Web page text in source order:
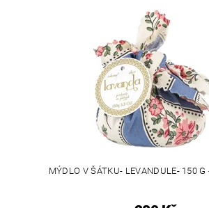
MÝDLO V ŠÁTKU- LEVANDULE- 150 G